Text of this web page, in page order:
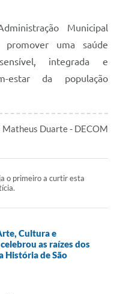
Municipal
uma saúde
integrada e
estar da população
Matheus Duarte - DECOM
o primeiro a curtir esta
Cultura e
as raízes dos
História de São